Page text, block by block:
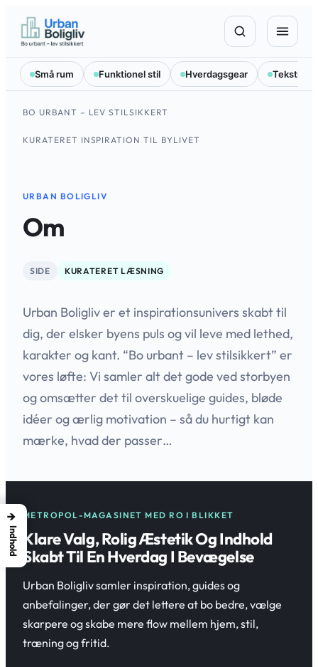
Spring
indhold
Små rum Funktionel stil Hverdagsgear
BO URBANT – LEV STILSIKKERT
KURATERET INSPIRATION TIL BYLIVET
URBAN BOLIGLIV
Om
SIDE KURATERET LÆSNING
Urban Boligliv er et inspirationsunivers skabt til
dig, der elsker byens puls og vil leve med lethed,
karakter og kant. “Bo urbant – lev stilsikkert” er
vores løfte: Vi samler alt det gode ved storbyen
og omsætter det til overskuelige guides, bløde
idéer og ærlig motivation – så du hurtigt kan
mærke, hvad der passer…
METROPOL-MAGASINET MED RO I BLIKKET
Klare Valg, Rolig Æstetik Og Indhold
Skabt Til En Hverdag I Bevægelse
Urban Boligliv samler inspiration, guides og
anbefalinger, der gør det lettere at bo bedre, vælge
skarpere og skabe mere flow mellem hjem, stil,
træning og fritid.
→
Indhold